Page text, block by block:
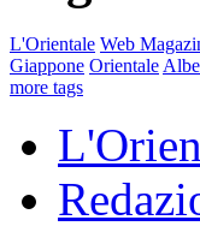
L'Orientale Web
Giappone Orientale
more tags